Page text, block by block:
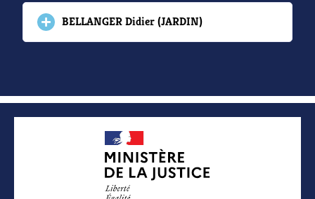
BELLANGER Didier (JARDIN)